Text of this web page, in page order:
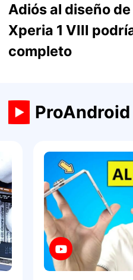
Adiós al diseño
Xperia 1 VIII
completo
ProAndroid